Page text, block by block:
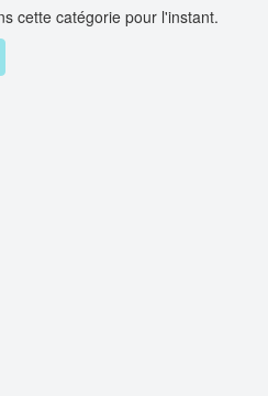
cette catégorie pour l'instant.